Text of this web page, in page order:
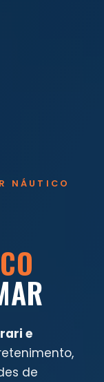
NÁUTICO
e
de